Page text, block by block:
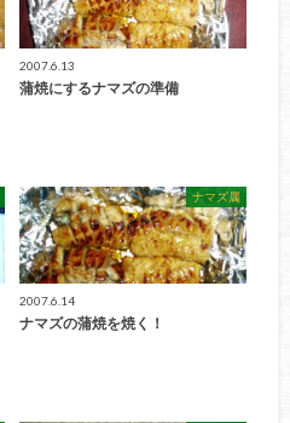
2007.6.13
蒲焼にするナマズの準備
ナマズ属
2007.6.14
ナマズの蒲焼を焼く！